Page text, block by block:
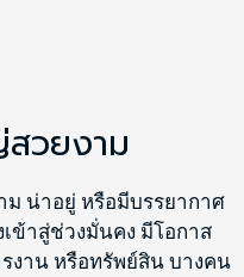
วยงาม
น่าอยู่ หรือมีบรรยากาศ
ข้าสู่ช่วงมั่นคง มีโอกาส
งาน หรือทรัพย์สิน บางคน